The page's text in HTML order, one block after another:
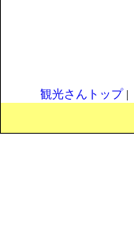
観光さんトップ|